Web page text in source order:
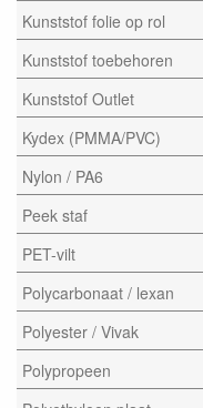
Kunststof folie op rol
Kunststof toebehoren
Kunststof Outlet
Kydex (PMMA/PVC)
Nylon / PA6
Peek staf
PET-vilt
Polycarbonaat / lexan
Polyester / Vivak
Polypropeen